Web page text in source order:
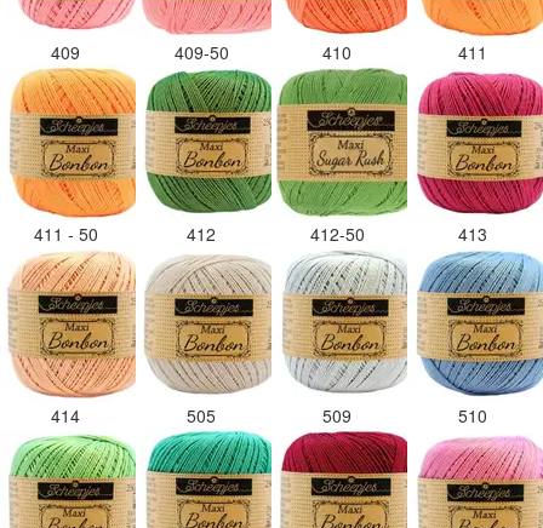
409 409-50 410 411
411 - 50 412 412-50 413
414 505 509 510